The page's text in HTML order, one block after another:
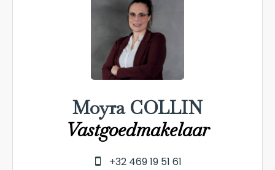
Moyra COLLIN
Vastgoedmakelaar
+32 469 19 51 61